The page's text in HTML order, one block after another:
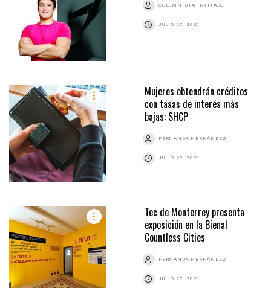
COLUMNISTA INVITADO
JULIO 27, 2021
Mujeres obtendrán créditos
con tasas de interés más
bajas: SHCP
FERNANDA HERNÁNDEZ
JULIO 27, 2021
Tec de Monterrey presenta
exposición en la Bienal
Countless Cities
FERNANDA HERNÁNDEZ
JULIO 27, 2021